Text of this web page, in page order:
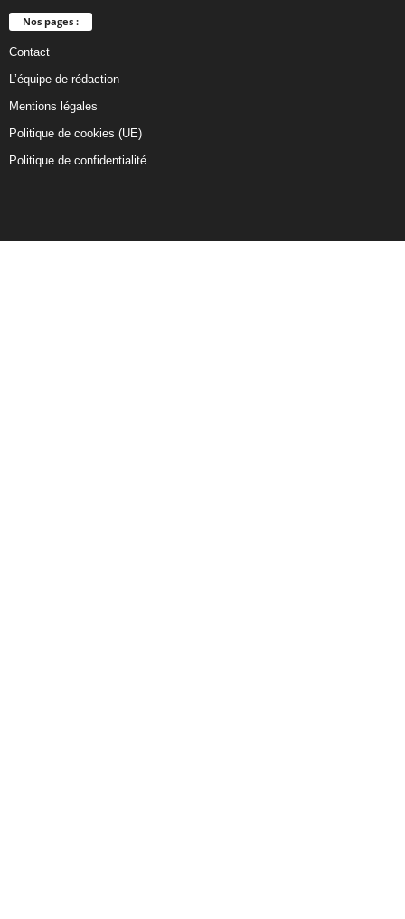
Nos pages :
Contact
L’équipe de rédaction
Mentions légales
Politique de cookies (UE)
Politique de confidentialité